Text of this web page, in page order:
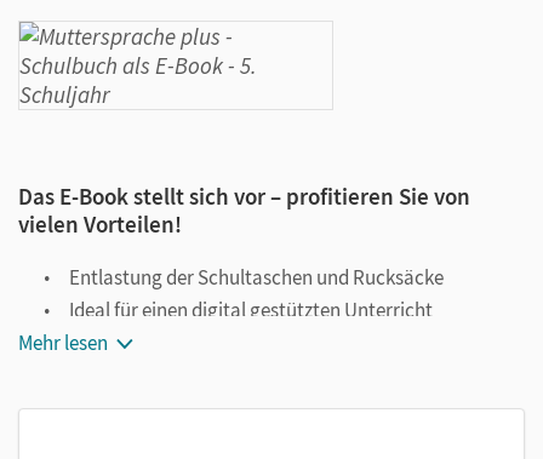
Das E-Book stellt sich vor – profitieren Sie von
vielen Vorteilen!
Entlastung der Schultaschen und Rucksäcke
Ideal für einen digital gestützten Unterricht
Notiz- und Markierungsmöglichkeit
Mehr lesen